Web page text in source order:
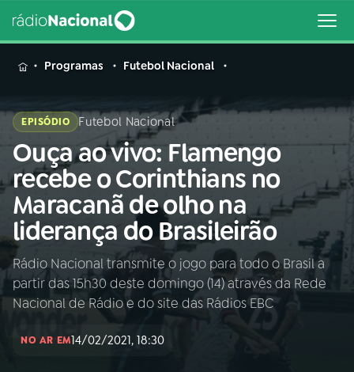
MENU
Buscar
na
Rádio
Nacional
Buscar
AO VIVO
01INÍCIO
02A RÁDIO
Programas Futebol Nacional
EPISÓDIO Futebol Nacional
Ouça ao vivo: Flamengo
recebe o Corinthians no
Maracanã de olho na
liderança do Brasileirão
Rádio Nacional transmite o jogo para todo o Brasil a
partir das 15h30 deste domingo (14) através da Rede
Nacional de Rádio e do site das Rádios EBC
NO AR EM14/02/2021, 18:30